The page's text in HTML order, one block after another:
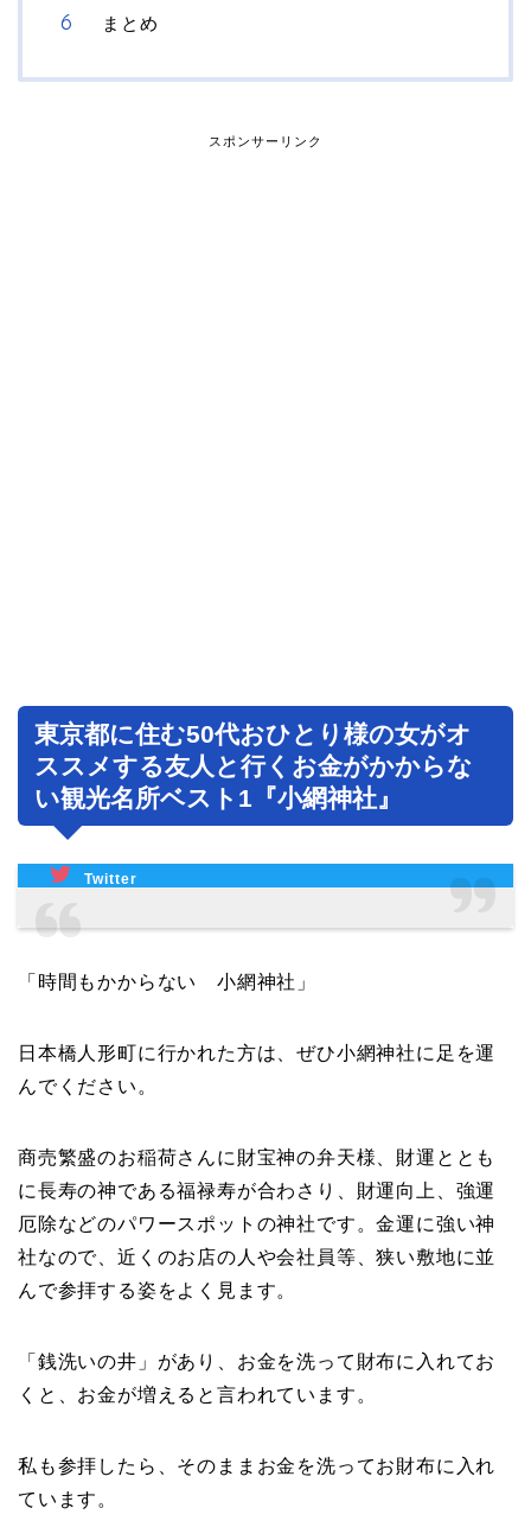
まとめ
スポンサーリンク
東京都に住む50代おひとり様の女がオ
ススメする友人と行くお金がかからな
い観光名所ベスト1『小網神社』
Twitter
「時間もかからない 小網神社」
日本橋人形町に行かれた方は、ぜひ小網神社に足を運
んでください。
商売繁盛のお稲荷さんに財宝神の弁天様、財運ととも
に長寿の神である福禄寿が合わさり、財運向上、強運
厄除などのパワースポットの神社です。金運に強い神
社なので、近くのお店の人や会社員等、狭い敷地に並
んで参拝する姿をよく見ます。
「銭洗いの井」があり、お金を洗って財布に入れてお
くと、お金が増えると言われています。
私も参拝したら、そのままお金を洗ってお財布に入れ
ています。